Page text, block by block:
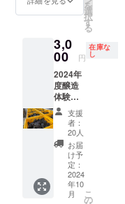
レンド
しての
になる
可能性
がござ
いま
す。
※赤
ワイン
の醸造
状況に
よって
は、発
送内容
が変更
になる
可能性
を選択
できま
本 ・
ラベル
ン費
・ラ
ベル版
代 ・
箱代
※20
歳未満
の者に
よる飲
酒は法
令で禁
止され
ていま
す。20
歳未満
ジナル
のラベ
成しま
す。 会
社での
お手土
産やご
挨拶、
記念品
などに
ご利用
下さ
い。
【内
容】
・オ
リジナ
を
選
択
す
る
3,0
00 円
在庫な
し
2024年
度醸造
体験
（弁当
飲み物
付き）
2024年
度の醸
造時に
お手伝
いいた
だきま
支援
者：
20人
お届
け予
定：
2024
年10
月
こ
の